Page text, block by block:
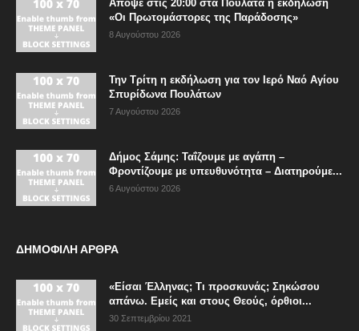
Απόψε στις 20:00 στα Πουλάτα η εκδήλωση
«Οι Πρωτομάστορες της Παράδοσης»
8 Αυγούστου 2026
Την Τρίτη η εκδήλωση για τον Ιερό Ναό Αγίου
Σπυρίδωνα Πουλάτων
7 Αυγούστου 2026
Δήμος Σάμης: Ταΐζουμε με αγάπη –
Φροντίζουμε με υπευθυνότητα – Διατηρούμε...
6 Αυγούστου 2026
ΔΗΜΟΦΙΛΗ ΑΡΘΡΑ
«Είσαι Έλληνας; Τι προσκυνάς; Σηκώσου
απάνω. Εμείς και στους Θεούς, όρθιοι...
30 Σεπτεμβρίου 2021